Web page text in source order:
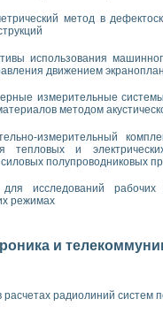
метод в
использования
движением
измерительные
методом
измерительный
тепловых и
полупроводниковых
исследований
режимах
и
расчетах радиолиний систем